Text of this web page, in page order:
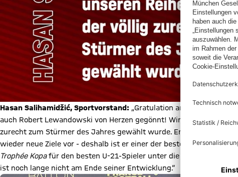
Hasan Salihamidžić, Sportvorstand: „Gratulation an Lionel Messi
auch Robert Lewandowski von Herzen gegönnt! Wir sind stolz,
zurecht zum Stürmer des Jahres gewählt wurde. Er ist ein
wieder neue Ziele vor - deshalb ist er einer der besten Spieler der
Trophée Kopafür den besten U-21-Spieler unter die ersten Drei
ist noch lange nicht am Ende seiner Entwicklung.“